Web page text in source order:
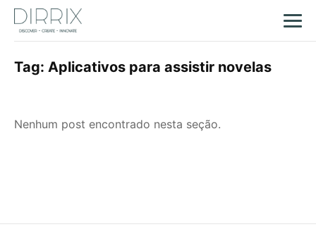
Tag: Aplicativos para assistir novelas
Nenhum post encontrado nesta seção.